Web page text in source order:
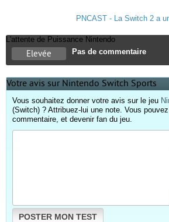
PNCAST - La Switch 2 a
L'attente de Puissance Nintendo
Elevée Pas de commentaire
Votre avis sur Nintendo Switch Sports
Vous souhaitez donner votre avis sur le jeu
(Switch) ? Attribuez-lui une note. Vous
commentaire, et devenir fan du jeu.
POSTER MON TEST